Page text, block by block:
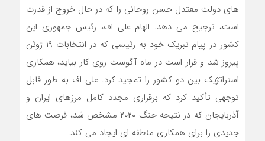
های دولت معتدل حسن روحانی را که در حال خروج از قدرت
است، ترجیح می دهد. الهام علی اف، رئیس جمهوری این
کشور در پیام تبریک خود به رئیسی که در انتخابات ۱۹ ژوئن
پیروز شد و قرار است در ماه آگوست روی کار بیاید، همکاری
استراتژیک بین دو کشور را تمجید کرد. علی اف به طور قابل
توجهی تأکید کرد که برقراری مجدد کامل مرزهای ایران و
آذربایجان که در نتیجه جنگ ۲۰۲۰ مشخص شد، فرصت های
جدیدی را برای همکاری منطقه ای ایجاد می کند.